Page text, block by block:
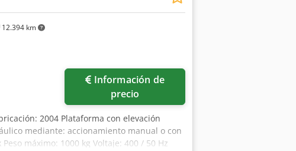
12.394 km
precio
2004 Plataforma con elevación
mediante: accionamiento manual o con
máximo: 1000 kg Voltaje: 400 / 50 Hz